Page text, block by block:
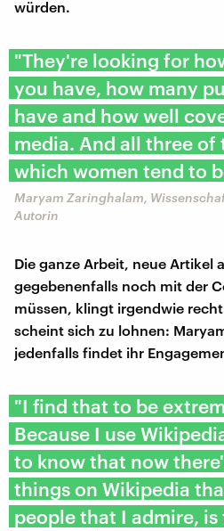
würden.
"They're looking for
you have, how many
have and how well
media. And all three of
which women tend to
Maryam Zaringhalam,
Autorin
Die ganze Arbeit, neue Artikel
gegebenenfalls noch mit der
müssen, klingt irgendwie
scheint sich zu lohnen:
jedenfalls findet ihr
"I find that to be
Because I use
to know that now
things on Wikipedia
people that I admire,